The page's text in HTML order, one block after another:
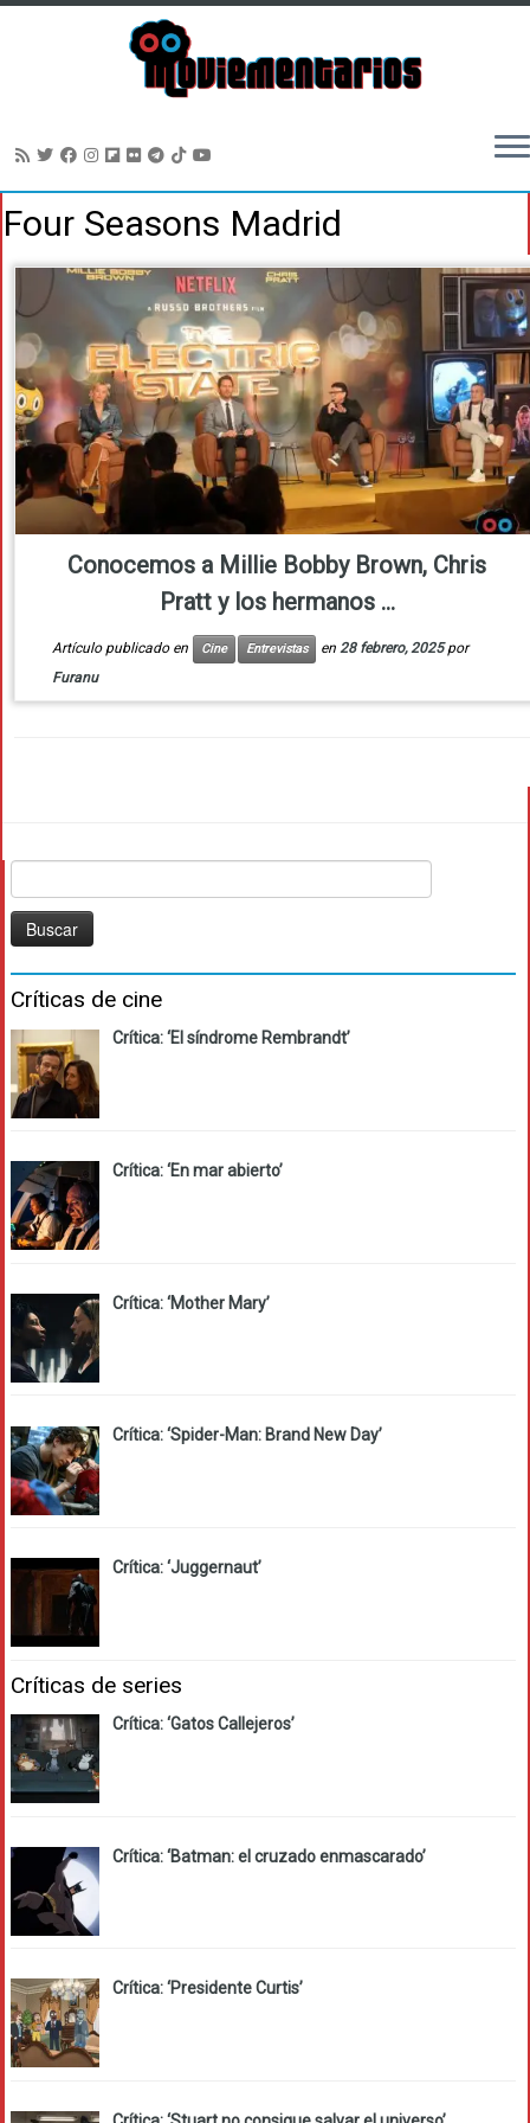
alFour Seasons Madrid
Conocemos a Millie Bobby Brown, Chris
Pratt y los hermanos ...
Artículo publicado en Cine Entrevistas en 28 febrero, 2025 por
Furanu
Críticas de cine
Crítica: ‘El síndrome Rembrandt’
Crítica: ‘En mar abierto’
Crítica: ‘Mother Mary’
Crítica: ‘Spider-Man: Brand New Day’
Crítica: ‘Juggernaut’
Críticas de series
Crítica: ‘Gatos Callejeros’
Crítica: ‘Batman: el cruzado enmascarado’
Crítica: ‘Presidente Curtis’